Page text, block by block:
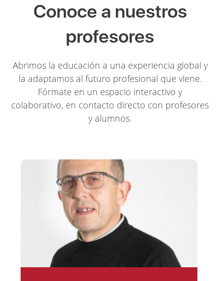
Conoce a nuestros
profesores
Abrimos la educación a una experiencia global y
la adaptamos al futuro profesional que viene.
Fórmate en un espacio interactivo y
colaborativo, en contacto directo con profesores
y alumnos.